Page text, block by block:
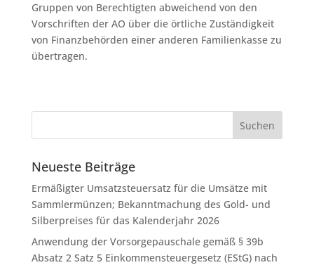
Gruppen von Berechtigten abweichend von den
Vorschriften der AO über die örtliche Zuständigkeit
von Finanzbehörden einer anderen Familienkasse zu
übertragen.
Neueste Beiträge
Ermäßigter Umsatzsteuersatz für die Umsätze mit
Sammlermünzen; Bekanntmachung des Gold- und
Silberpreises für das Kalenderjahr 2026
Anwendung der Vorsorgepauschale gemäß § 39b
Absatz 2 Satz 5 Einkommensteuergesetz (EStG) nach